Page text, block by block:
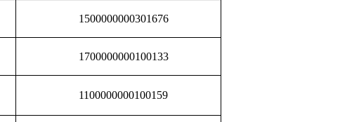
1500000000301676
1700000000100133
1100000000100159